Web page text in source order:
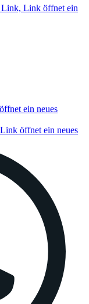
Link, Link öffnet ein
ein neues
öffnet ein neues